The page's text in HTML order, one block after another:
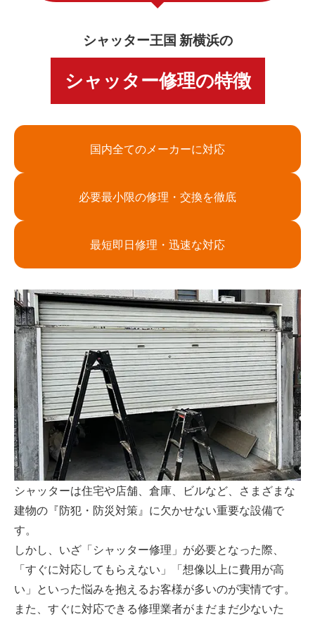
シャッター王国 新横浜の
シャッター修理の特徴
国内全てのメーカーに対応
必要最小限の修理・交換を徹底
最短即日修理・迅速な対応
シャッターは住宅や店舗、倉庫、ビルなど、さまざまな
建物の『防犯・防災対策』に欠かせない重要な設備で
す。
しかし、いざ「シャッター修理」が必要となった際、
「すぐに対応してもらえない」「想像以上に費用が高
い」といった悩みを抱えるお客様が多いのが実情です。
また、すぐに対応できる修理業者がまだまだ少ないた